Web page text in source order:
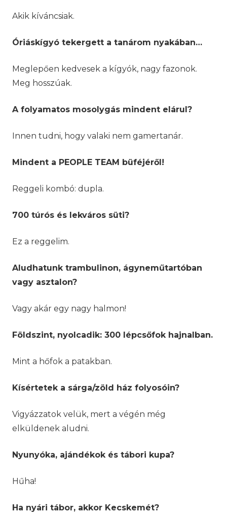
Akik kíváncsiak.
Óriáskígyó tekergett a tanárom nyakában…
Meglepően kedvesek a kígyók, nagy fazonok.
Meg hosszúak.
A folyamatos mosolygás mindent elárul?
Innen tudni, hogy valaki nem gamertanár.
Mindent a PEOPLE TEAM büféjéről!
Reggeli kombó: dupla.
700 túrós és lekváros süti?
Ez a reggelim.
Aludhatunk trambulinon, ágyneműtartóban
vagy asztalon?
Vagy akár egy nagy halmon!
Földszint, nyolcadik: 300 lépcsőfok hajnalban.
Mint a hőfok a patakban.
Kísértetek a sárga/zöld ház folyosóin?
Vigyázzatok velük, mert a végén még
elküldenek aludni.
Nyunyóka, ajándékok és tábori kupa?
Hűha!
Ha nyári tábor, akkor Kecskemét?